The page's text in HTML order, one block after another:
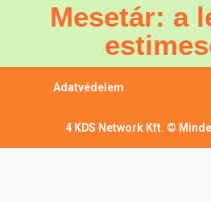
Mesetár: a
Adatvédelem
4 KDS Network Kft. ©